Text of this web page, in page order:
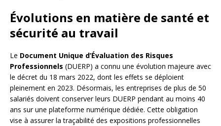
Évolutions en matière de santé et
sécurité au travail
Le Document Unique d’Évaluation des Risques
Professionnels (DUERP) a connu une évolution majeure avec
le décret du 18 mars 2022, dont les effets se déploient
pleinement en 2023. Désormais, les entreprises de plus de 50
salariés doivent conserver leurs DUERP pendant au moins 40
ans sur une plateforme numérique dédiée. Cette obligation
vise à assurer la traçabilité des expositions professionnelles